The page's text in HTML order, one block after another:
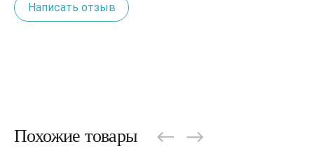
Написать отзыв
Похожие товары